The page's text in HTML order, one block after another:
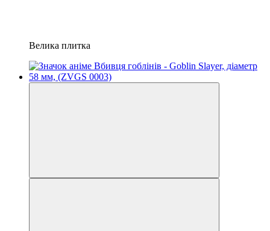
Велика плитка